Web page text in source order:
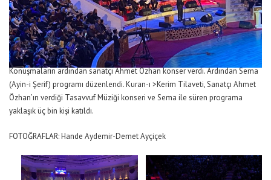
Konuşmaların ardından sanatçı Ahmet Özhan konser verdi. Ardından Sema
(Ayin-i Şerif) programı düzenlendi. Kuran-ı >Kerim Tilaveti, Sanatçı Ahmet
Özhan’ın verdiği Tasavvuf Müziği konseri ve Sema ile süren programa
yaklaşık üç bin kişi katıldı.
FOTOĞRAFLAR: Hande Aydemir-Demet Ayçiçek